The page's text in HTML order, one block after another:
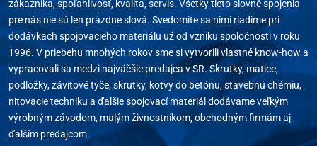
kliknutí
Google Ads
kliknutí
_gcl_UA-#
Marketingové 3 mesiace Google Ads
zákazníka, spoľahlivosť, kvalita, servis. Všetky tieto slovné spojenia
pre nás nie sú len prázdne slová. Svedomite sa nimi riadime pri
dodávkach spojovacieho materiálu už od vzniku spoločnosti v roku
1996. V priebehu mnohých rokov sme si vytvorili vlastné know-how a
vypracovali sa medzi najväčšie predajca v SR. Skrutky, matice,
podložky, závitové tyče, skrutky, kotvy do betónu, stavebnú chémiu,
nitovacie techniku a ďalšie spojovací materiál dodávame veľkým
výrobným závodom, malým živnostníkom, obchodným firmám aj
ďalším predajcom.